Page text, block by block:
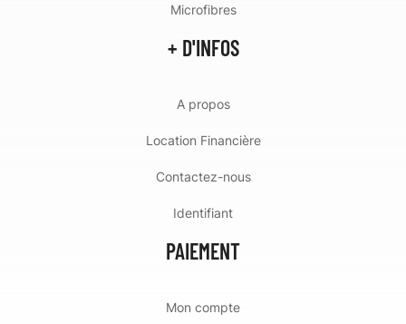
Microfibres
+ D'INFOS
A propos
Location Financière
Contactez-nous
Identifiant
PAIEMENT
Mon compte